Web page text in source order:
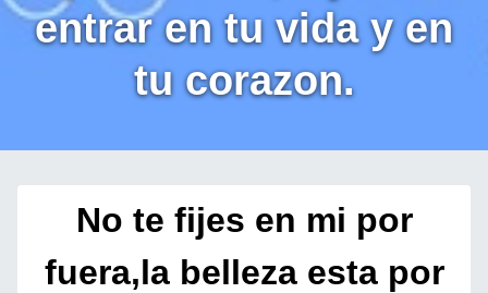
entrar en tu vida y en
tu corazon.
No te fijes en mi por
fuera,la belleza esta por